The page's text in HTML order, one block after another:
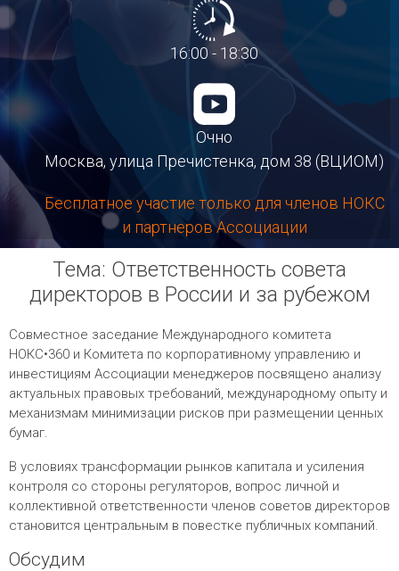
16:00 - 18:30
Очно
Москва, улица Пречистенка, дом 38 (ВЦИОМ)
Бесплатное участие только для членов НОКС
и партнеров Ассоциации
Тема: Ответственность совета
директоров в России и за рубежом
Совместное заседание Международного комитета
НОКС•360 и Комитета по корпоративному управлению и
инвестициям Ассоциации менеджеров посвящено анализу
актуальных правовых требований, международному опыту и
механизмам минимизации рисков при размещении ценных
бумаг.
В условиях трансформации рынков капитала и усиления
контроля со стороны регуляторов, вопрос личной и
коллективной ответственности членов советов директоров
становится центральным в повестке публичных компаний.
Обсудим